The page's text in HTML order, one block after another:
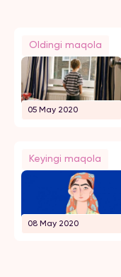
Oldingi maqola
05 May 2020
Keyingi maqola
08 May 2020